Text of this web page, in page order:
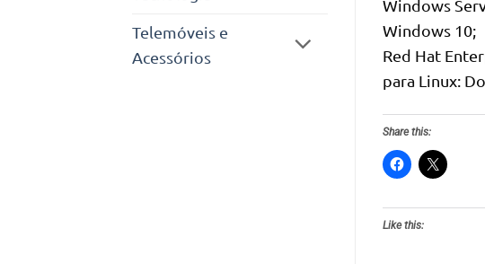
Telemóveis e
Acessórios
Windows
Windows 10;
Red Hat
para Linux:
Share this:
Like this: